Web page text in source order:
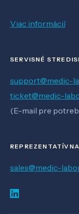
Viac informácií
SERVISNÉ
support@medic-
ticket@medic-
(E-mail pre
sales@medic-